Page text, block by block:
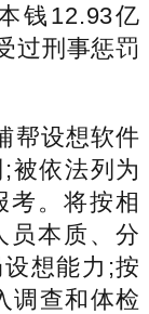
钱12.93亿
过刑事惩罚
设想软件
被依法列为
考。将按相
员本质、分
想能力;按
调查和体检